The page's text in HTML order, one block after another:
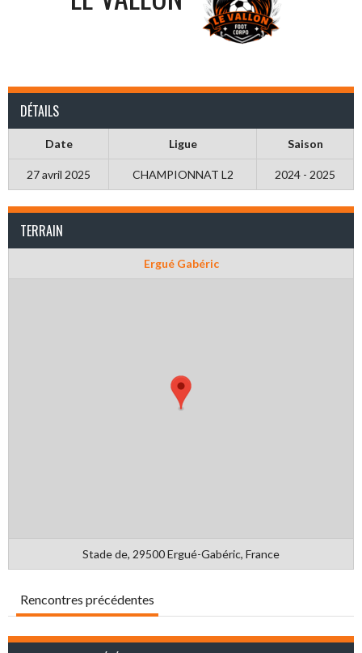
DÉTAILS
Date Ligue Saison
27 avril 2025 CHAMPIONNAT L2 2024 - 2025
TERRAIN
Ergué Gabéric
Stade de, 29500 Ergué-Gabéric, France
Rencontres précédentes